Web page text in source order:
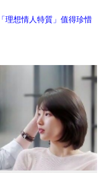
理想情人特質」值得珍惜